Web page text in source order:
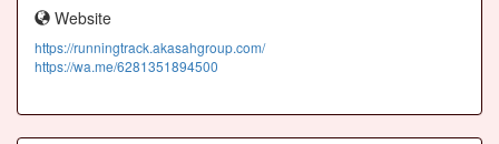
Website
https://runningtrack.akasahgroup.com/
https://wa.me/6281351894500